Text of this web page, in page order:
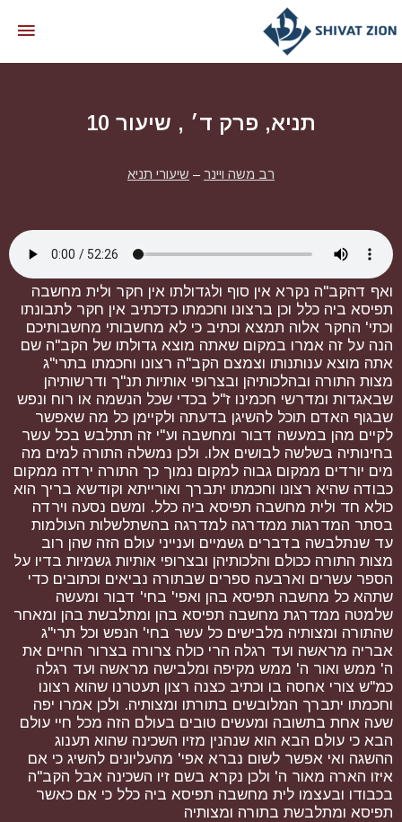
תניא, פרק ד׳ , שיעור 10
רב משה ויינר – שיעורי תניא
ואף דהקב"ה נקרא אין סוף ולגדולתו אין חקר ולית מחשבה
תפיסא ביה כלל וכן ברצונו וחכמתו כדכתיב אין חקר לתבונתו
וכתי' החקר אלוה תמצא וכתיב כי לא מחשבותי מחשבותיכם
הנה על זה אמרו במקום שאתה מוצא גדולתו של הקב"ה שם
אתה מוצא ענותנותו וצמצם הקב"ה רצונו וחכמתו בתרי"ג
מצות התורה ובהלכותיהן ובצרופי אותיות תנ"ך ודרשותיהן
שבאגדות ומדרשי חכמינו ז"ל בכדי שכל הנשמה או רוח ונפש
שבגוף האדם תוכל להשיגן בדעתה ולקיימן כל מה שאפשר
לקיים מהן במעשה דבור ומחשבה וע"י זה תתלבש בכל עשר
בחינותיה בשלשה לבושים אלו. ולכן נמשלה התורה למים מה
מים יורדים ממקום גבוה למקום נמוך כך התורה ירדה ממקום
כבודה שהיא רצונו וחכמתו יתברך ואורייתא וקודשא בריך הוא
כולא חד ולית מחשבה תפיסא ביה כלל. ומשם נסעה וירדה
בסתר המדרגות ממדרגה למדרגה בהשתלשלות העולמות
עד שנתלבשה בדברים גשמיים וענייני עולם הזה שהן רוב
מצות התורה ככולם והלכותיהן ובצרופי אותיות גשמיות בדיו על
הספר עשרים וארבעה ספרים שבתורה נביאים וכתובים כדי
שתהא כל מחשבה תפיסא בהן ואפי' בחי' דבור ומעשה
שלמטה ממדרגת מחשבה תפיסא בהן ומתלבשת בהן ומאחר
שהתורה ומצותיה מלבישים כל עשר בחי' הנפש וכל תרי"ג
אבריה מראשה ועד רגלה הרי כולה צרורה בצרור החיים את
ה' ממש ואור ה' ממש מקיפה ומלבישה מראשה ועד רגלה
כמ"ש צורי אחסה בו וכתיב כצנה רצון תעטרנו שהוא רצונו
וחכמתו יתברך המלובשים בתורתו ומצותיה. ולכן אמרו יפה
שעה אחת בתשובה ומעשים טובים בעולם הזה מכל חיי עולם
הבא כי עולם הבא הוא שנהנין מזיו השכינה שהוא תענוג
ההשגה ואי אפשר לשום נברא אפי' מהעליונים להשיג כי אם
איזו הארה מאור ה' ולכן נקרא בשם זיו השכינה אבל הקב"ה
בכבודו ובעצמו לית מחשבה תפיסא ביה כלל כי אם כאשר
תפיסא ומתלבשת בתורה ומצותיה